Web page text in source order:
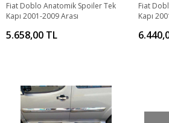
Fiat Doblo Anatomik Spoiler Tek
Kapı 2001-2009 Arası
5.658,00 TL
Fiat
Kapı